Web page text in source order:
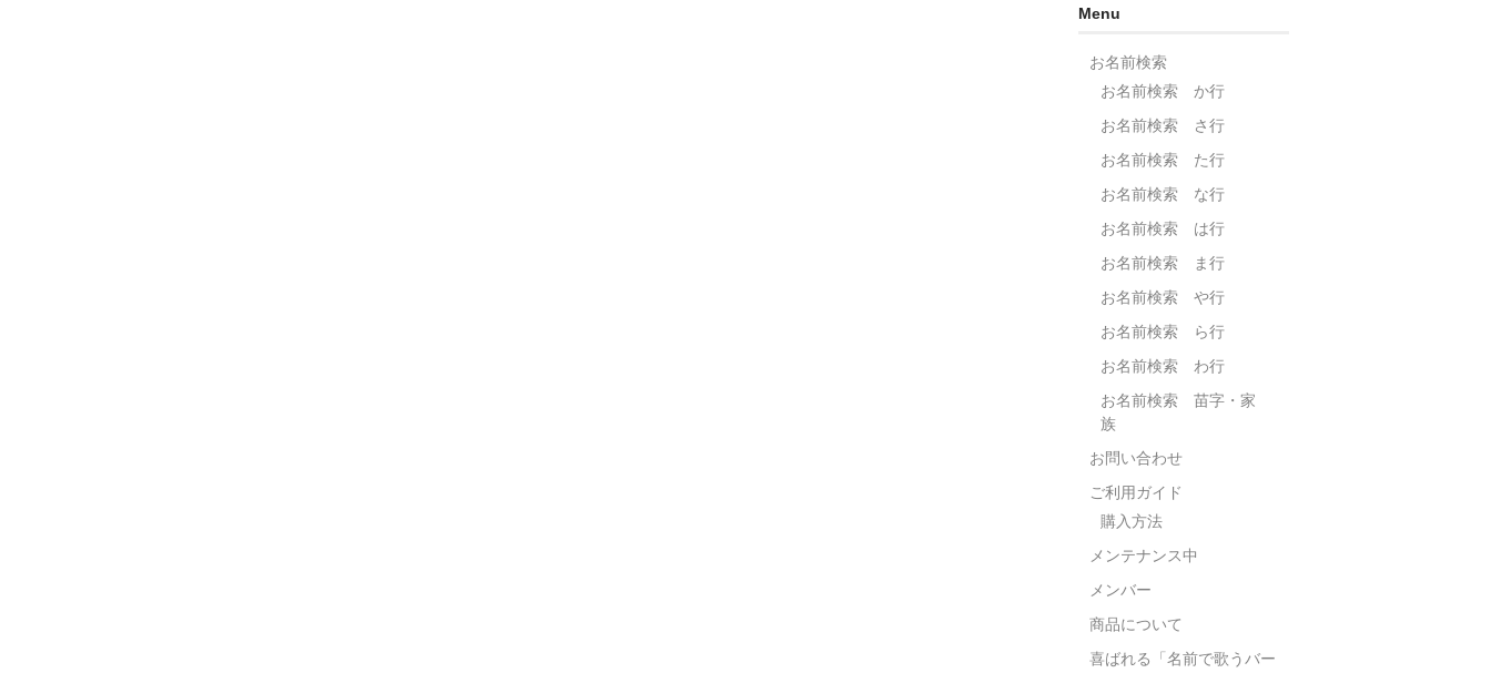
Menu
お名前検索
お名前検索 か行
お名前検索 さ行
お名前検索 た行
お名前検索 な行
お名前検索 は行
お名前検索 ま行
お名前検索 や行
お名前検索 ら行
お名前検索 わ行
お名前検索 苗字・家
族
お問い合わせ
ご利用ガイド
購入方法
メンテナンス中
メンバー
商品について
喜ばれる「名前で歌うバー